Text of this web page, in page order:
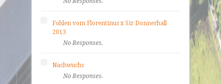
Fohlen vom Florentinus x Sir Donnerhall
2013
No Responses.
Nachwuchs
No Responses.